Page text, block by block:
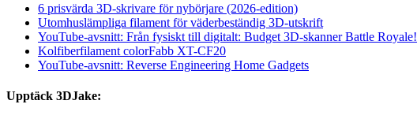
6 prisvärda 3D-skrivare för nybörjare (2026-edition)
Utomhuslämpliga filament för väderbeständig 3D-utskrift
YouTube-avsnitt: Från fysiskt till digitalt: Budget 3D-skanner Battle Royale!
Kolfiberfilament colorFabb XT-CF20
YouTube-avsnitt: Reverse Engineering Home Gadgets
Upptäck 3DJake: